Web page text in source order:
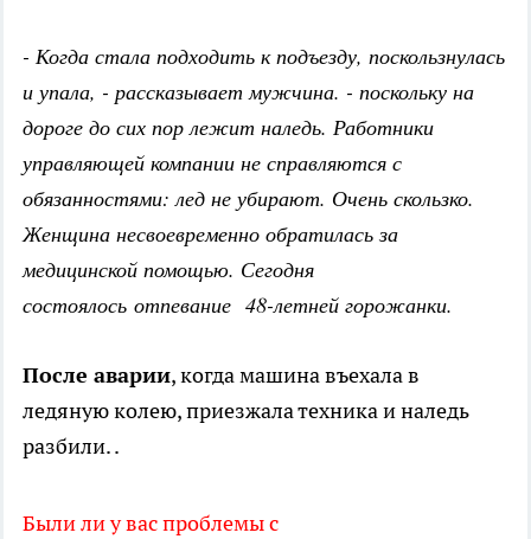
- Когда стала подходить к подъезду, поскользнулась
и упала, - рассказывает мужчина. - поскольку на
дороге до сих пор лежит наледь. Работники
управляющей компании не справляются с
обязанностями: лед не убирают. Очень скользко.
Женщина несвоевременно обратилась за
медицинской помощью. Сегодня
состоялось отпевание 48-летней горожанки.
После аварии, когда машина въехала в
ледяную колею, приезжала техника и наледь
разбили. .
Были ли у вас проблемы с